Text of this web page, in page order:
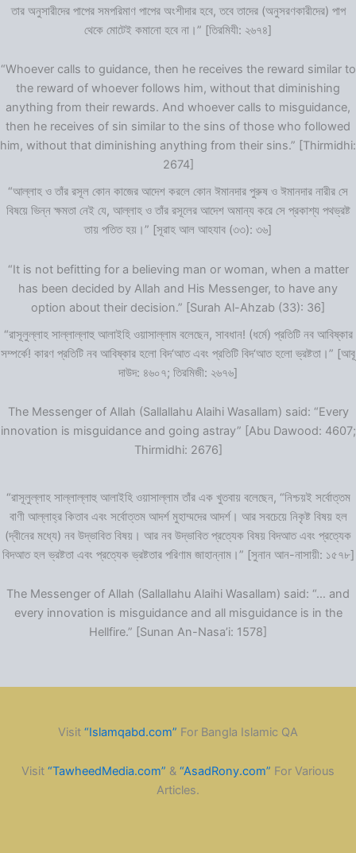
তার অনুসারীদের পাপের সমপরিমাণ পাপের অংশীদার হবে, তবে তাদের (অনুসরণকারীদের) পাপ
থেকে মোটেই কমানো হবে না।” [তিরমিযী: ২৬৭৪]
“Whoever calls to guidance, then he receives the reward similar to
the reward of whoever follows him, without that diminishing
anything from their rewards. And whoever calls to misguidance,
then he receives of sin similar to the sins of those who followed
him, without that diminishing anything from their sins.” [Thirmidhi:
2674]
“আল্লাহ ও তাঁর রসূল কোন কাজের আদেশ করলে কোন ঈমানদার পুরুষ ও ঈমানদার নারীর সে
বিষয়ে ভিন্ন ক্ষমতা নেই যে, আল্লাহ ও তাঁর রসূলের আদেশ অমান্য করে সে প্রকাশ্য পথভ্রষ্ট
তায় পতিত হয়।” [সূরাহ আল আহযাব (৩৩): ৩৬]
“It is not befitting for a believing man or woman, when a matter
has been decided by Allah and His Messenger, to have any
option about their decision.” [Surah Al-Ahzab (33): 36]
“রাসূলুল্লাহ সাল্লাল্লাহু আলাইহি ওয়াসাল্লাম বলেছেন, সাবধান! (ধর্মে) প্রতিটি নব আবিষ্কার
সম্পর্কে! কারণ প্রতিটি নব আবিষ্কার হলো বিদ‘আত এবং প্রতিটি বিদ‘আত হলো ভ্রষ্টতা।” [আবূ
দাউদ: ৪৬০৭; তিরমিজী: ২৬৭৬]
The Messenger of Allah (Sallallahu Alaihi Wasallam) said: “Every
innovation is misguidance and going astray” [Abu Dawood: 4607;
Thirmidhi: 2676]
“রাসূলুল্লাহ সাল্লাল্লাহু আলাইহি ওয়াসাল্লাম তাঁর এক খুতবায় বলেছেন, “নিশ্চয়ই সর্বোত্তম
বাণী আল্লাহ্‌র কিতাব এবং সর্বোত্তম আদর্শ মুহাম্মদের আদর্শ। আর সবচেয়ে নিকৃষ্ট বিষয় হল
(দ্বীনের মধ্যে) নব উদ্ভাবিত বিষয়। আর নব উদ্ভাবিত প্রত্যেক বিষয় বিদআত এবং প্রত্যেক
বিদআত হল ভ্রষ্টতা এবং প্রত্যেক ভ্রষ্টতার পরিণাম জাহান্নাম।” [সুনান আন-নাসায়ী: ১৫৭৮]
The Messenger of Allah (Sallallahu Alaihi Wasallam) said: “… and
every innovation is misguidance and all misguidance is in the
Hellfire.” [Sunan An-Nasa’i: 1578]
Visit “Islamqabd.com” For Bangla Islamic QA
Visit “TawheedMedia.com” & “AsadRony.com” For Various
Articles.